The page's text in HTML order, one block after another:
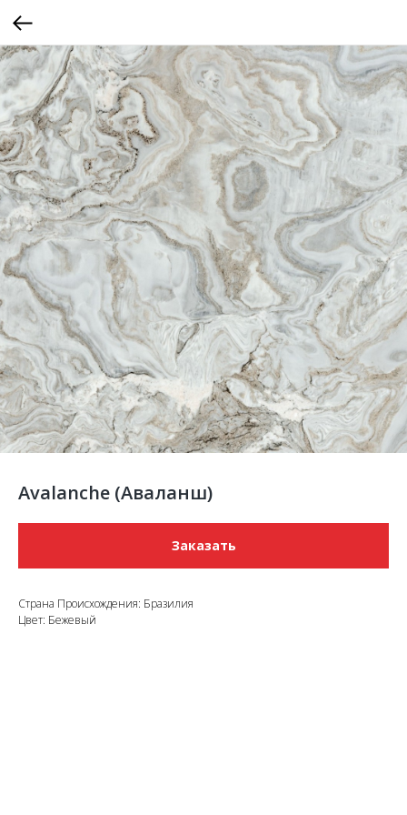
Avalanche (Аваланш)
Заказать
Страна Происхождения: Бразилия
Цвет: Бежевый